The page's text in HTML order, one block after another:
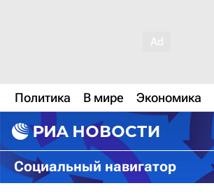
Политика В мире Экономика
Социальный навигатор